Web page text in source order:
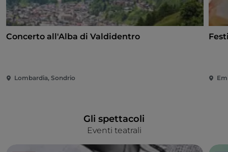
Concerto all'Alba di Valdidentro
Lombardia, Sondrio
Eventi teatrali
Gli spettacoli